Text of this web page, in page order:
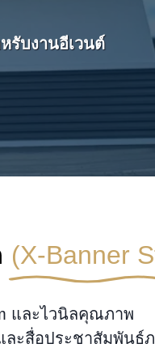
รับงานอีเวนต์
(X-Banner
และไวนิลคุณภาพ
ะสื่อประชาสัมพันธ์